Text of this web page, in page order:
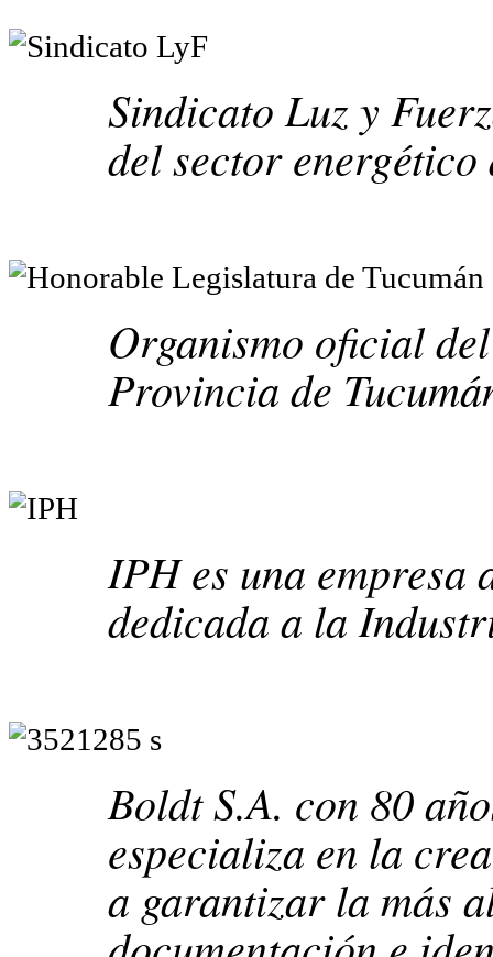
Sindicato Luz y
del sector
Organismo oficial
Provincia de
IPH es una empresa
dedicada a la
Boldt S.A. con 80
especializa en la
a garantizar la más